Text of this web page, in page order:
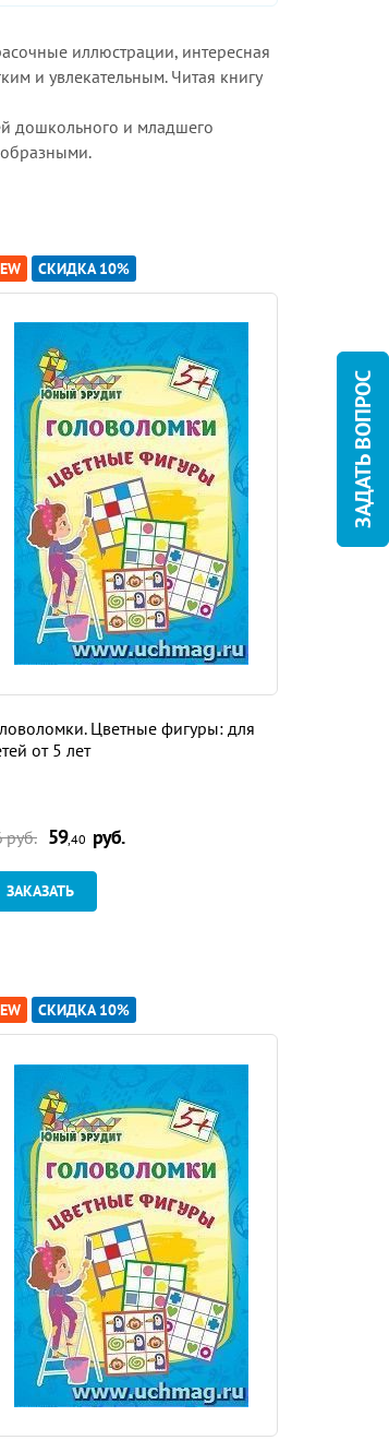
иллюстрации, интересная
и увлекательным. Читая книгу
дошкольного и младшего
СКИДКА 10%
Цветные фигуры: для
от 5 лет
руб. 59,40 руб.
ЗАКАЗАТЬ
СКИДКА 10%
ЗАДАТЬ ВОПРОС